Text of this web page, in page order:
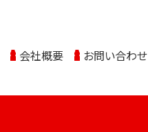
会社概要 お問い合わせ